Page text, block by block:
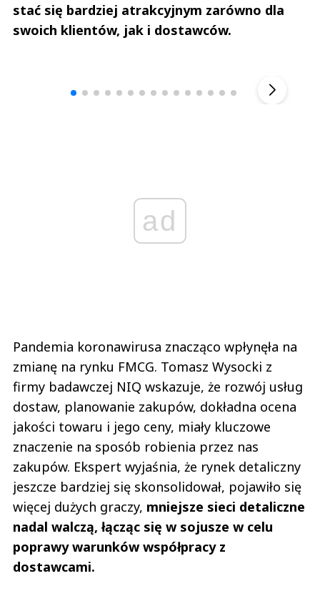
stać się bardziej atrakcyjnym zarówno dla
swoich klientów, jak i dostawców.
ad
Pandemia koronawirusa znacząco wpłynęła na
zmianę na rynku FMCG. Tomasz Wysocki z
firmy badawczej NIQ wskazuje, że rozwój usług
dostaw, planowanie zakupów, dokładna ocena
jakości towaru i jego ceny, miały kluczowe
znaczenie na sposób robienia przez nas
zakupów. Ekspert wyjaśnia, że rynek detaliczny
jeszcze bardziej się skonsolidował, pojawiło się
więcej dużych graczy, mniejsze sieci detaliczne
nadal walczą, łącząc się w sojusze w celu
poprawy warunków współpracy z
dostawcami.